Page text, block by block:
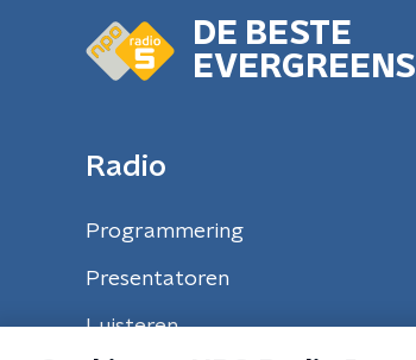
DE BESTE
EVERGREENS
Radio
Programmering
Presentatoren
Luisteren